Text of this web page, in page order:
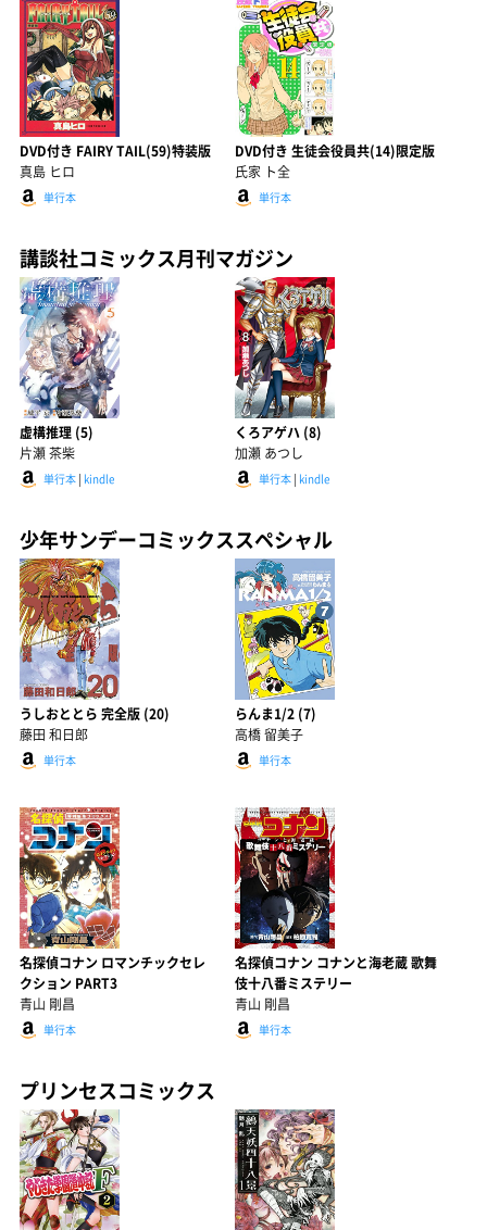
DVD付き FAIRY TAIL(59)特装版
真島 ヒロ
単行本
DVD付き 生徒会役員共(14)限定版
氏家 ト全
単行本
講談社コミックス月刊マガジン
虚構推理 (5)
片瀬 茶柴
単行本 | kindle
くろアゲハ (8)
加瀬 あつし
単行本| kindle
少年サンデーコミックススペシャル
うしおととら 完全版 (20)
藤田 和日郎
単行本
らんま1/2 (7)
高橋 留美子
単行本
名探偵コナン ロマンチックセレ
クション PART3
青山 剛昌
単行本
名探偵コナン コナンと海老蔵 歌舞
伎十八番ミステリー
青山 剛昌
単行本
プリンセスコミックス